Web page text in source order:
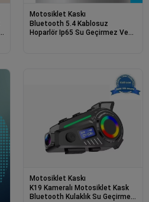
Motosiklet Kaskı
Bluetooth 5.4 Kablosuz
Hoparlör Ip65 Su Geçirmez Ve
Motosiklet Kaskı
K19 Kameralı Motosiklet Kask
Bluetooth Kulaklık Su Geçirmez